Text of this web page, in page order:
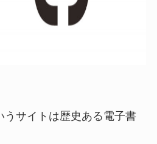
うサイトは歴史ある電子書